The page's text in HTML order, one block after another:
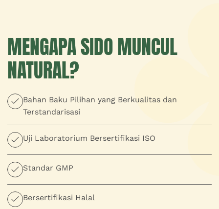
MENGAPA SIDO MUNCUL
NATURAL?
Bahan Baku Pilihan yang Berkualitas dan
Terstandarisasi
Uji Laboratorium Bersertifikasi ISO
Standar GMP
Bersertifikasi Halal